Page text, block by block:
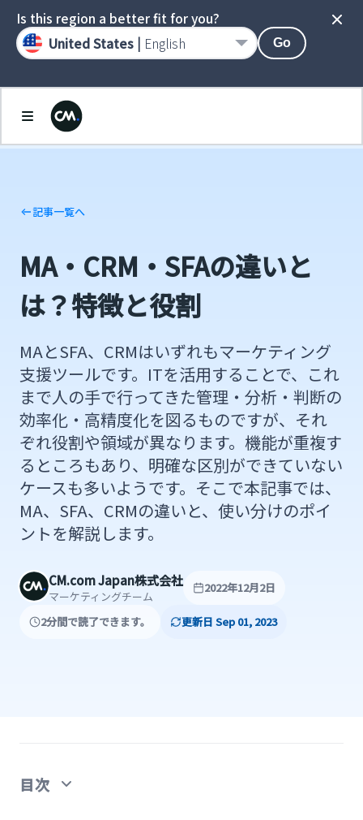
記事一覧へ
MA・CRM・SFAの違いと
は？特徴と役割
MAとSFA、CRMはいずれもマーケティング
支援ツールです。ITを活用することで、これ
まで人の手で行ってきた管理・分析・判断の
効率化・高精度化を図るものですが、それ
ぞれ役割や領域が異なります。機能が重複す
るところもあり、明確な区別ができていない
ケースも多いようです。そこで本記事では、
MA、SFA、CRMの違いと、使い分けのポイ
ントを解説します。
CM.com Japan株式会社
マーケティングチーム
2022年12月2日
2分間で読了できます。 更新日 Sep 01, 2023
目次
Is this region a better fit for you?
United States | English Go